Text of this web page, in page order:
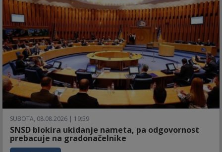
SUBOTA, 08.08.2026 | 19:59
SNSD blokira ukidanje nameta, pa odgovornost
prebacuje na gradonačelnike